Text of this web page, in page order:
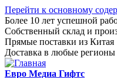
Перейти к основному
Более 10 лет успешной
Собственный склад и
Прямые поставки из Китая
Доставка в любые
Евро Медиа Гифтс